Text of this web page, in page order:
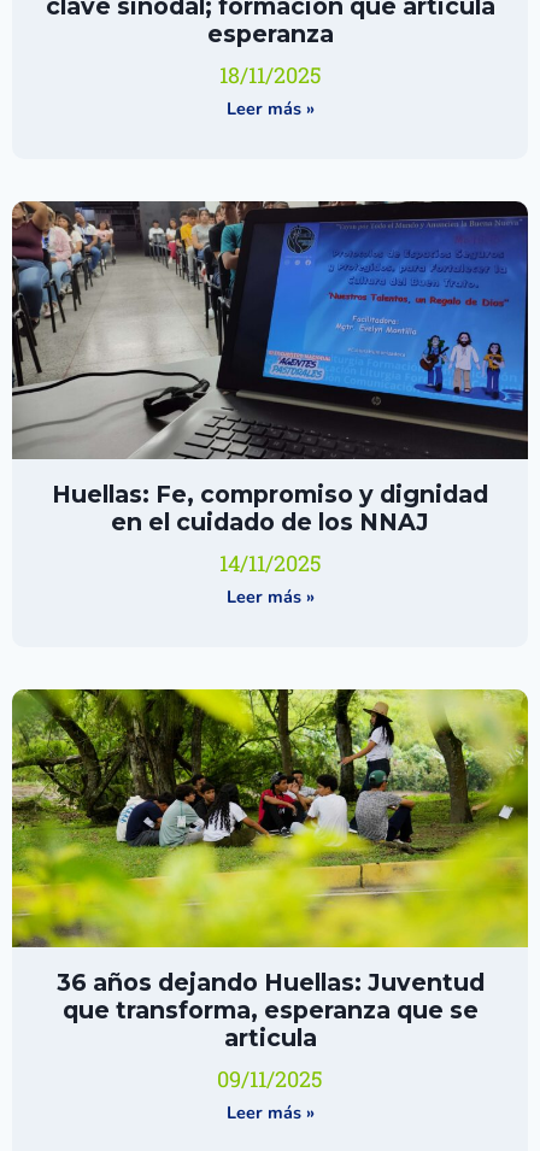
clave sinodal; formación que articula
esperanza
18/11/2025
Leer más »
Huellas: Fe, compromiso y dignidad
en el cuidado de los NNAJ
14/11/2025
Leer más »
36 años dejando Huellas: Juventud
que transforma, esperanza que se
articula
09/11/2025
Leer más »